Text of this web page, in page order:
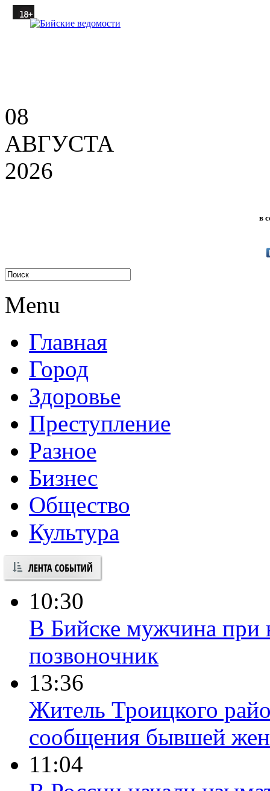
08
АВГУСТА
2026
в
Menu
Главная
Город
Здоровье
Преступление
Разное
Бизнес
Общество
Культура
10:30
В Бийске мужчина при
позвоночник
13:36
Житель Троицкого
сообщения бывшей
11:04